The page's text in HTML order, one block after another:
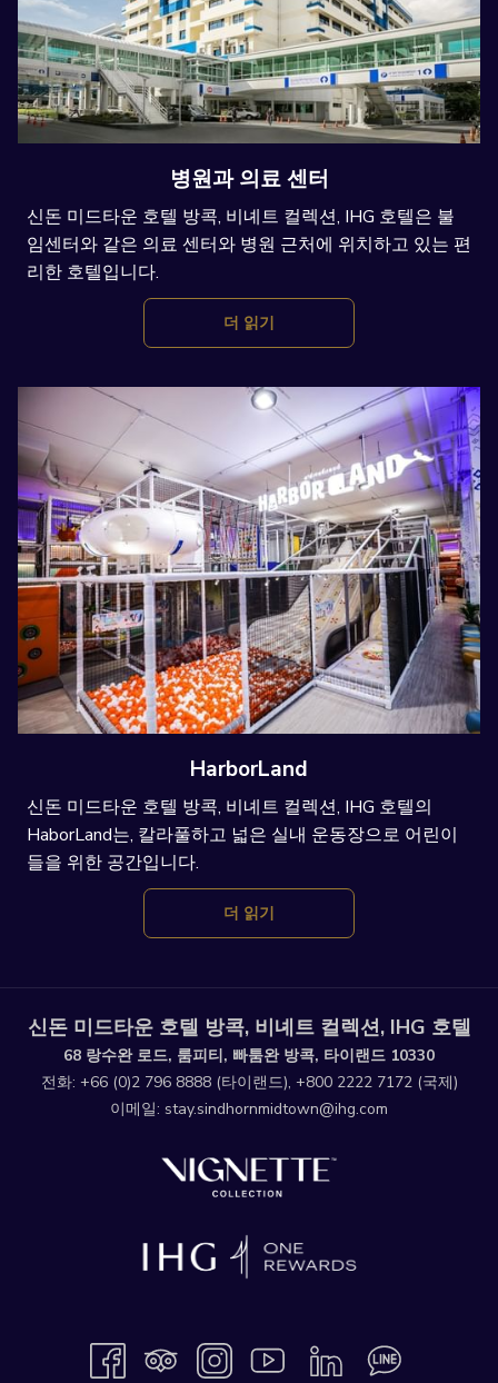
병원과 의료 센터
신돈 미드타운 호텔 방콕, 비녜트 컬렉션, IHG 호텔은 불
임센터와 같은 의료 센터와 병원 근처에 위치하고 있는 편
리한 호텔입니다.
더 읽기
HarborLand
신돈 미드타운 호텔 방콕, 비녜트 컬렉션, IHG 호텔의
HaborLand는, 칼라풀하고 넓은 실내 운동장으로 어린이
들을 위한 공간입니다.
더 읽기
신돈 미드타운 호텔 방콕, 비녜트 컬렉션, IHG 호텔
68 랑수완 로드, 룸피티, 빠툼완 방콕, 타이랜드 10330
전화: +66 (0)2 796 8888(타이랜드), +800 2222 7172(국제)
이메일: stay.sindhornmidtown@ihg.com